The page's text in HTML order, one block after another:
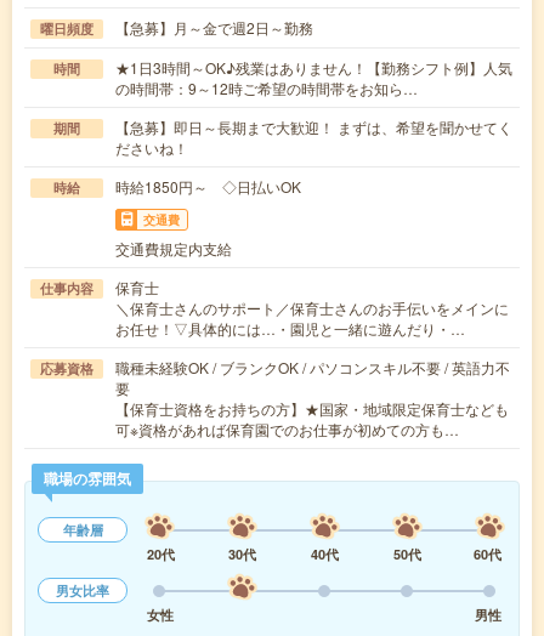
曜日頻度 【急募】月～金で週2日～勤務
時間
★1日3時間～OK♪残業はありません！【勤務シフト例】人気
の時間帯：9～12時ご希望の時間帯をお知ら…
期間
【急募】即日～長期まで大歓迎！ まずは、希望を聞かせてく
ださいね！
時給 時給1850円～ ◇日払いOK
交通費
交通費規定内支給
仕事内容
保育士
＼保育士さんのサポート／保育士さんのお手伝いをメインに
お任せ！▽具体的には…・園児と一緒に遊んだり・…
応募資格
職種未経験OK / ブランクOK / パソコンスキル不要 / 英語力不
要
【保育士資格をお持ちの方】★国家・地域限定保育士なども
可※資格があれば保育園でのお仕事が初めての方も…
職場の雰囲気
年齢層
20代
30代 40代 50代
60代
男女比率
女性
男性